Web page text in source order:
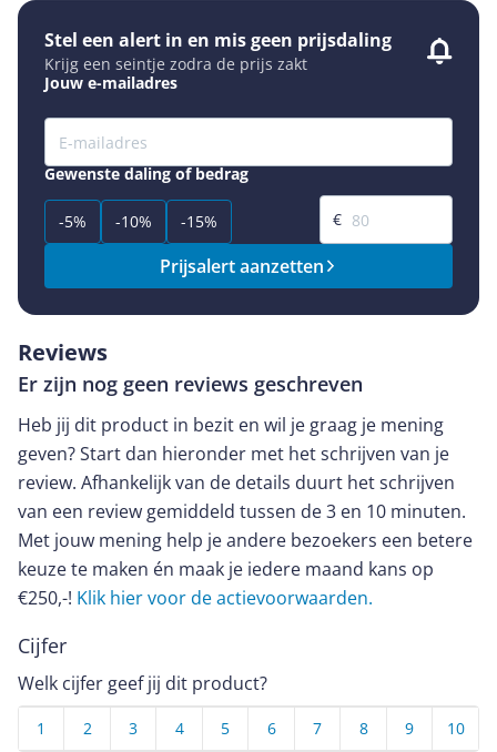
Stel een alert in en mis geen prijsdaling
Krijg een seintje zodra de prijs zakt
Jouw e-mailadres
Gewenste daling of bedrag
-5% -10% -15%
Gewenste prijs
€
Prijsalert aanzetten
Reviews
Er zijn nog geen reviews geschreven
Heb jij dit product in bezit en wil je graag je mening
geven? Start dan hieronder met het schrijven van je
review. Afhankelijk van de details duurt het schrijven
van een review gemiddeld tussen de 3 en 10 minuten.
Met jouw mening help je andere bezoekers een betere
keuze te maken én maak je iedere maand kans op
€250,-! Klik hier voor de actievoorwaarden.
Cijfer
Welk cijfer geef jij dit product?
10
9
8
7
6
5
4
3
2
1